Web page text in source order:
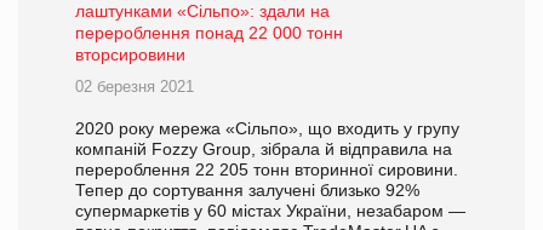
лаштунками «Сільпо»: здали на
перероблення понад 22 000 тонн
вторсировини
02 березня 2021
2020 року мережа «Сільпо», що входить у групу
компаній Fozzy Group, зібрала й відправила на
перероблення 22 205 тонн вторинної сировини.
Тепер до сортування залучені близько 92%
супермаркетів у 60 містах України, незабаром ―